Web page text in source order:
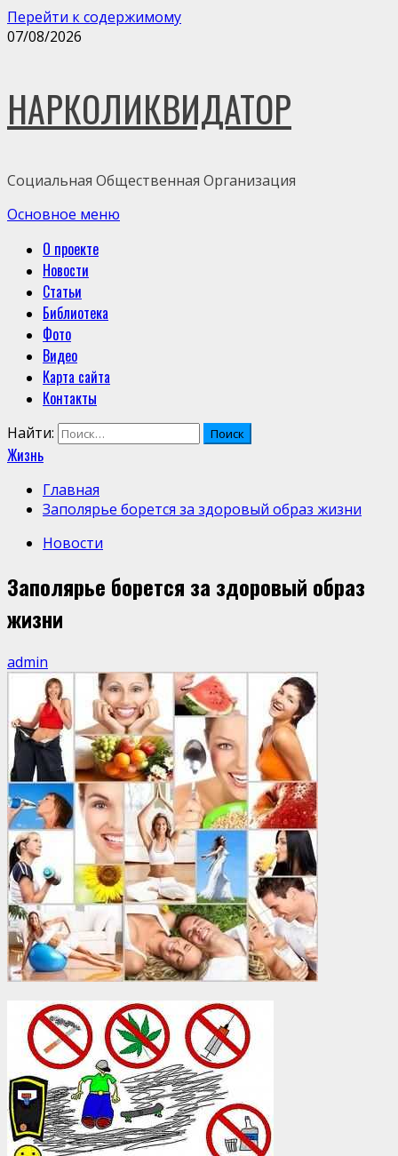
Перейти к содержимому
07/08/2026
НАРКОЛИКВИДАТОР
Социальная Общественная Организация
Основное меню
О проекте
Новости
Статьи
Библиотека
Фото
Видео
Карта сайта
Контакты
Найти:
Жизнь
Главная
Заполярье борется за здоровый образ жизни
Новости
Заполярье борется за здоровый образ
жизни
admin